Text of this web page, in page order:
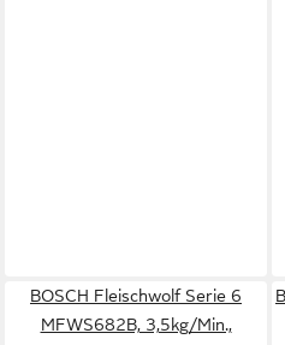
BOSCH Fleischwolf Serie 6
MFWS682B, 3,5kg/Min.,